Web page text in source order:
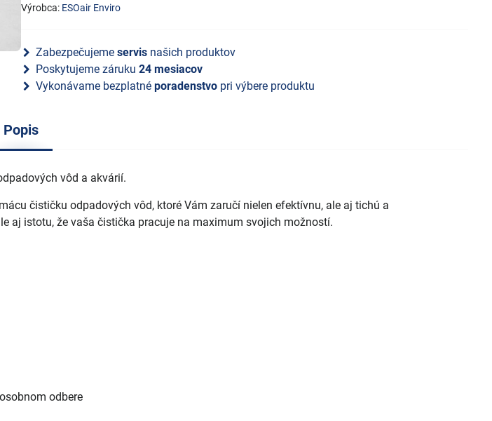
Výrobca: ESOair Enviro
Zabezpečujeme servisnašich produktov
Poskytujeme záruku 24 mesiacov
Vykonávame bezplatné poradenstvopri výbere produktu
Popis
vôd a akvárií.
čističku odpadových vôd, ktoré Vám zaručí nielen efektívnu, ale aj tichú a
aj istotu, že vaša čistička pracuje na maximum svojich možností.
odbere